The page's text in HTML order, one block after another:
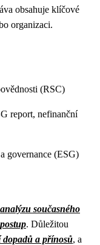
obsahuje klíčové
organizaci.
(RSC)
report, nefinanční
governance (ESG)
analýzu současného
. Důležitou
dopadů a přínosů, a